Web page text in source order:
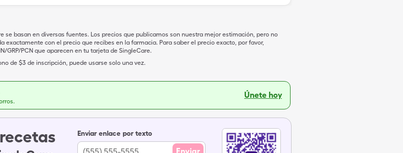
se basan en diversas fuentes. Los precios que publicamos son nuestra mejor estimación, pero no
con el precio que recibes en la farmacia. Para saber el precio exacto, por favor,
GRP/PCN que aparecen en tu tarjeta de SingleCare.
de $3 de inscripción, puede usarse solo una vez.
Únete hoy
Enviar enlace por texto